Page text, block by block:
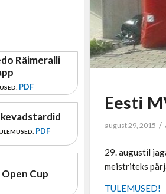
Eesti
august 29, 2015 /
29. augustil
meistriteks
TULEMUSED!
Räimeralli
PDF
kevadstardid
PDF
Cup